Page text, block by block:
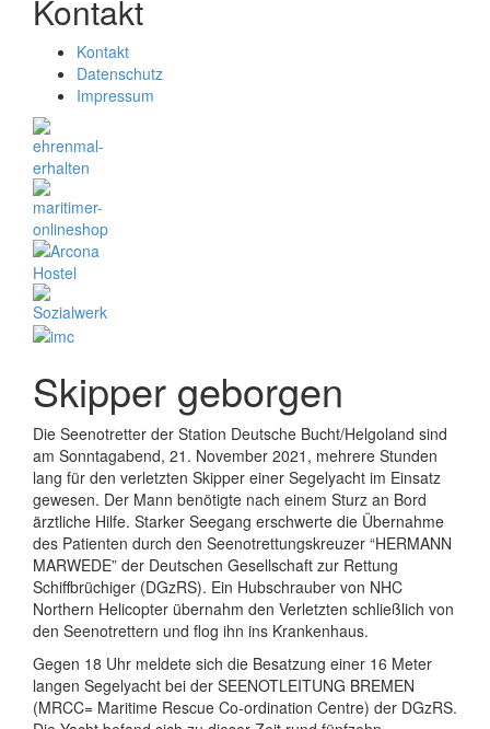
Kontakt
Kontakt
Datenschutz
Impressum
Skipper geborgen
Die Seenotretter der Station Deutsche Bucht/Helgoland sind
am Sonntagabend, 21. November 2021, mehrere Stunden
lang für den verletzten Skipper einer Segelyacht im Einsatz
gewesen. Der Mann benötigte nach einem Sturz an Bord
ärztliche Hilfe. Starker Seegang erschwerte die Übernahme
des Patienten durch den Seenotrettungskreuzer “HERMANN
MARWEDE” der Deutschen Gesellschaft zur Rettung
Schiffbrüchiger (DGzRS). Ein Hubschrauber von NHC
Northern Helicopter übernahm den Verletzten schließlich von
den Seenotrettern und flog ihn ins Krankenhaus.
Gegen 18 Uhr meldete sich die Besatzung einer 16 Meter
langen Segelyacht bei der SEENOTLEITUNG BREMEN
(MRCC= Maritime Rescue Co-ordination Centre) der DGzRS.